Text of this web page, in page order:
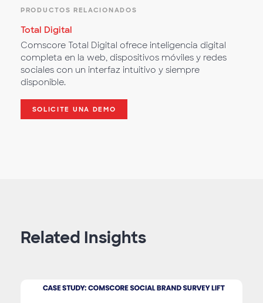
PRODUCTOS RELACIONADOS
Total Digital
Comscore Total Digital ofrece inteligencia digital
completa en la web, dispositivos móviles y redes
sociales con un interfaz intuitivo y siempre
disponible.
SOLICITE UNA DEMO
Related Insights